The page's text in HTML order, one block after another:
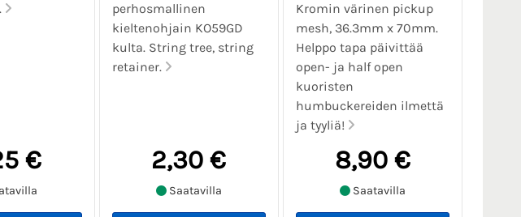
€
perhosmallinen
kieltenohjain KO59GD
kulta. String tree, string
retainer.
2,30 €
Saatavilla
Kromin värinen pickup
mesh, 36.3mm x 70mm.
Helppo tapa päivittää
open- ja half open
kuoristen
humbuckereiden ilmettä
ja tyyliä!
8,90 €
Saatavilla